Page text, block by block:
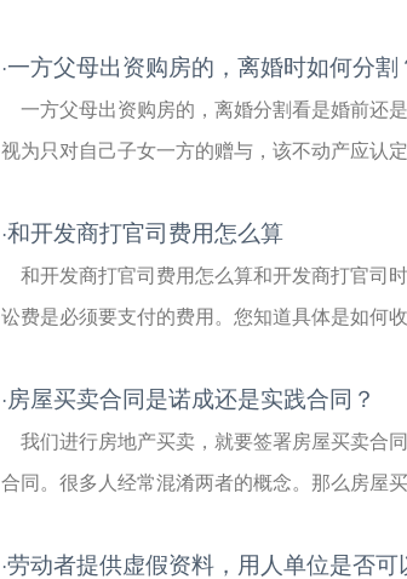
·一方父母出资购房的，离婚时如何分割
一方父母出资购房的，离婚分割看是婚前还
视为只对自己子女一方的赠与，该不动产应认
·和开发商打官司费用怎么算
和开发商打官司费用怎么算和开发商打官司
讼费是必须要支付的费用。您知道具体是如何
·房屋买卖合同是诺成还是实践合同？
我们进行房地产买卖，就要签署房屋买卖合
合同。很多人经常混淆两者的概念。那么房屋
·劳动者提供虚假资料，用人单位是否可